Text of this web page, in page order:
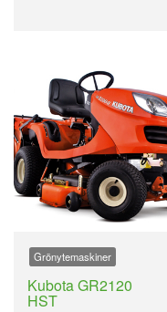
Grönytemaskiner
Kubota GR2120
HST